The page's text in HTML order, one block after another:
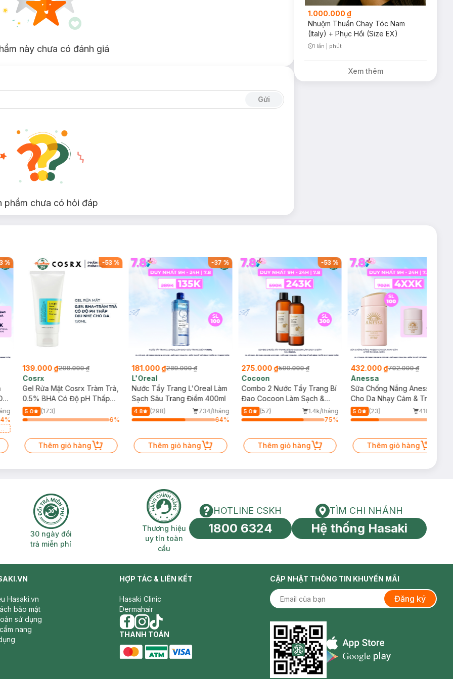
color that lasts up to 6–8 weeks. High gray coverage makes it especially suitable
is clean and well-ventilated, free from harsh chemical smells, ensuring safety for
reduces emissions, and meets international sustainability standards.
with high gray density, providing even, rich, and long-lasting color results.
new hair growth and maintain consistent color.
and hair texture, including coarse or heavily gray hair.
reactions to conventional dyes
and environmental protection
with transparent ingredients, optimal safety, and client-centered care.
consultation.
này chưa có đánh giá
Gửi
phẩm chưa có hỏi đáp
1.000.000 ₫
Nhuộm Thuần Chay Tóc Nam
(Italy) + Phục Hồi (Size EX)
1 lần phút
Xem thêm
%
%
-53%
139.000 ₫298.000 ₫
Cosrx
Gel Rửa Mặt Cosrx Tràm Trà,
0.5% BHA Có Độ pH Thấp
150ml
5.0
(173)
6%
Thêm giỏ hàng
-37 %
181.000 ₫289.000 ₫
L'Oreal
Nước Tẩy Trang L'Oreal Làm
Sạch Sâu Trang Điểm 400ml
4.8 (298)
734/tháng
64%
Thêm giỏ hàng
-53%
275.000 ₫590.000 ₫
Cocoon
Combo 2 Nước Tẩy Trang Bí
Đao Cocoon Làm Sạch &
Giảm Dầu 500ml
5.0 (57)
1.4k/tháng
75%
Thêm giỏ hàng
432.000 ₫702.000 ₫
Anessa
Sữa Chống Nắng Anessa
Cho Da Nhạy Cảm & Trẻ Em
60ml (Mới)
5.0 (23)
410/tháng
Thêm giỏ hàng
2H 30 ngày đổi trả miễn phí
30 ngày đổi
trả miễn phí
Thương hiệu uy tín toàn cầu
Thương hiệu
uy tín toàn
cầu
HOTLINE CSKH
HOTLINE CSKH
1800 6324
Tìm chi nhánh
TÌM CHI NHÁNH
Hệ thống Hasaki
Hasaki.vn
bảo mật
sử dụng
nang
HỢP TÁC & LIÊN KẾT
Hasaki Clinic
Dermahair
facebook
instagram
tiktok
THANH TOÁN
CẬP NHẬT THÔNG TIN KHUYẾN MÃI
Đăng ký
Appstore icon